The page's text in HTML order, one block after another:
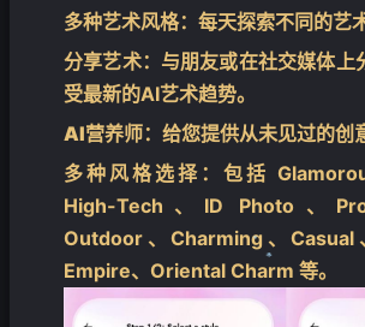
多种艺术风格：每天探索不同的艺
分享艺术：与朋友或在社交媒体上
受最新的AI艺术趋势。
AI营养师：给您提供从未见过的创
多种风格选择 ：包括
High-Tech、ID Photo、
Outdoor、Charming、Casual
Empire、Oriental Charm 等。
❄